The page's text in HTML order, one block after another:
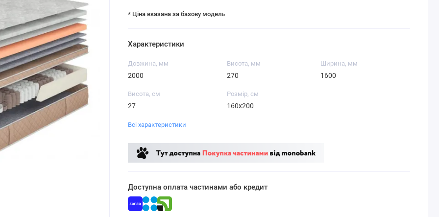
* Ціна вказана за базову модель
Характеристики
Довжина, мм
2000
Висота, мм
270
Ширина, мм
1600
Висота, см
27
Розмір, см
160x200
Всі характеристики
Доступна оплата частинами або кредит